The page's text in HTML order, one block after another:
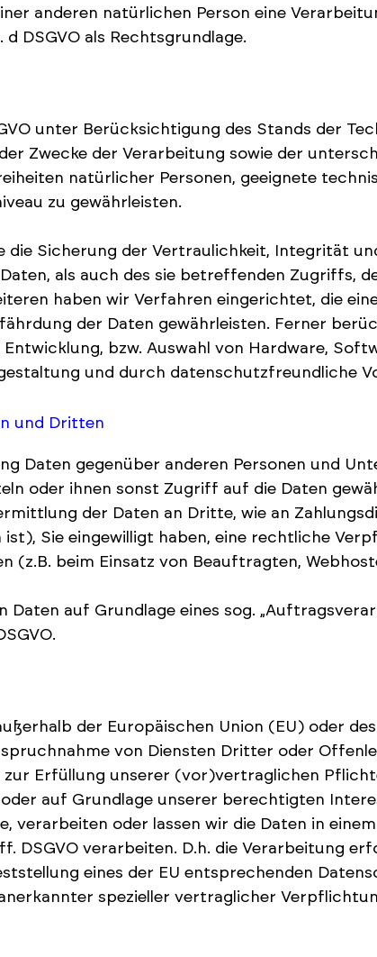
anderen natürlichen Person eine
DSGVO als Rechtsgrundlage.
unter Berücksichtigung des Stands der
Zwecke der Verarbeitung sowie der
natürlicher Personen, geeignete
zu gewährleisten.
die Sicherung der Vertraulichkeit, Integrität
als auch des sie betreffenden Zugriffs,
haben wir Verfahren eingerichtet, die
der Daten gewährleisten. Ferner
bzw. Auswahl von Hardware,
und durch datenschutzfreundliche
und Dritten
Daten gegenüber anderen Personen und
oder ihnen sonst Zugriff auf die Daten
der Daten an Dritte, wie an
Sie eingewilligt haben, eine rechtliche
(z.B. beim Einsatz von Beauftragten,
auf Grundlage eines sog.
der Europäischen Union (EU) oder
von Diensten Dritter oder
Erfüllung unserer (vor)vertraglichen
auf Grundlage unserer berechtigten
verarbeiten oder lassen wir die Daten in
DSGVO verarbeiten. D.h. die Verarbeitung
eines der EU entsprechenden
spezieller vertraglicher